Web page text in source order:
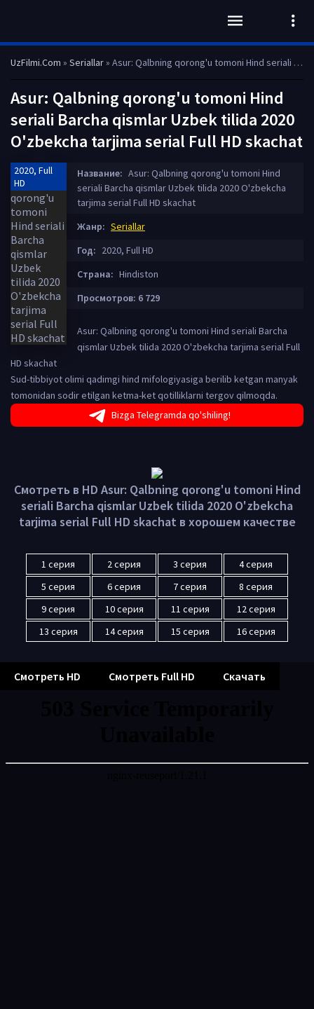
UzFilmi.Com » Seriallar» Asur: Qalbning qorong'u tomoni Hind seriali Barcha qismlar Uzbek tilida 2020 O'zbekcha tarjima serial Full HD skachat
Asur: Qalbning qorong'u tomoni Hind
seriali Barcha qismlar Uzbek tilida 2020
O'zbekcha tarjima serial Full HD skachat
2020, Full
HD
Название: Asur: Qalbning qorong'u tomoni Hind
seriali Barcha qismlar Uzbek tilida 2020 O'zbekcha
tarjima serial Full HD skachat
Жанр: Seriallar
Год: 2020, Full HD
Страна: Hindiston
Просмотров: 6 729
Asur: Qalbning qorong'u tomoni Hind seriali Barcha
qismlar Uzbek tilida 2020 O'zbekcha tarjima serial Full
HD skachat
Sud-tibbiyot olimi qadimgi hind mifologiyasiga berilib ketgan manyak
tomonidan sodir etilgan ketma-ket qotilliklarni tergov qilmoqda.
Bizga Telegramda qo'shiling!
Смотреть в HD Asur: Qalbning qorong'u tomoni Hind
seriali Barcha qismlar Uzbek tilida 2020 O'zbekcha
tarjima serial Full HD skachat в хорошем качестве
1 серия 2 серия 3 серия
4 серия
5 серия
6 серия 7 серия
8 серия
9 серия
10 серия 11 серия
12 серия
13 серия
14 серия 15 серия 16 серия
Смотреть HD Смотреть Full HD Скачать